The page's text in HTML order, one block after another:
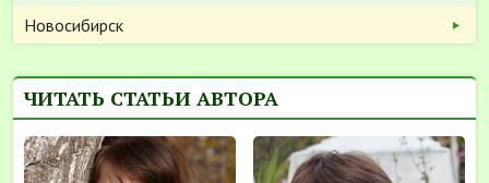
Новосибирск
ЧИТАТЬ СТАТЬИ АВТОРА